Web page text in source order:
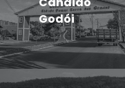
Godói